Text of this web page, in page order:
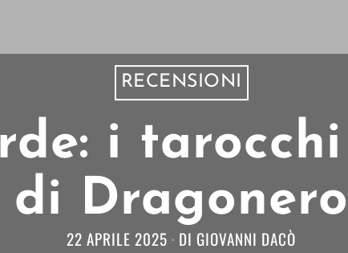
RECENSIONI
i
di Dragonero
22 APRILE 2025 DI GIOVANNI DACÒ